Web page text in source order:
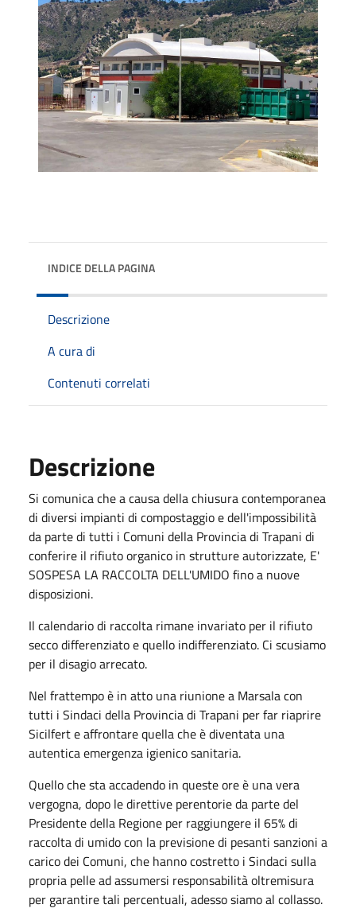
INDICE DELLA PAGINA
Descrizione
A cura di
Contenuti correlati
Descrizione
Si comunica che a causa della chiusura contemporanea
di diversi impianti di compostaggio e dell'impossibilità
da parte di tutti i Comuni della Provincia di Trapani di
conferire il rifiuto organico in strutture autorizzate, E'
SOSPESA LA RACCOLTA DELL'UMIDO fino a nuove
disposizioni.
Il calendario di raccolta rimane invariato per il rifiuto
secco differenziato e quello indifferenziato. Ci scusiamo
per il disagio arrecato.
Nel frattempo è in atto una riunione a Marsala con
tutti i Sindaci della Provincia di Trapani per far riaprire
Sicilfert e affrontare quella che è diventata una
autentica emergenza igienico sanitaria.
Quello che sta accadendo in queste ore è una vera
vergogna, dopo le direttive perentorie da parte del
Presidente della Regione per raggiungere il 65% di
raccolta di umido con la previsione di pesanti sanzioni a
carico dei Comuni, che hanno costretto i Sindaci sulla
propria pelle ad assumersi responsabilità oltremisura
per garantire tali percentuali, adesso siamo al collasso.